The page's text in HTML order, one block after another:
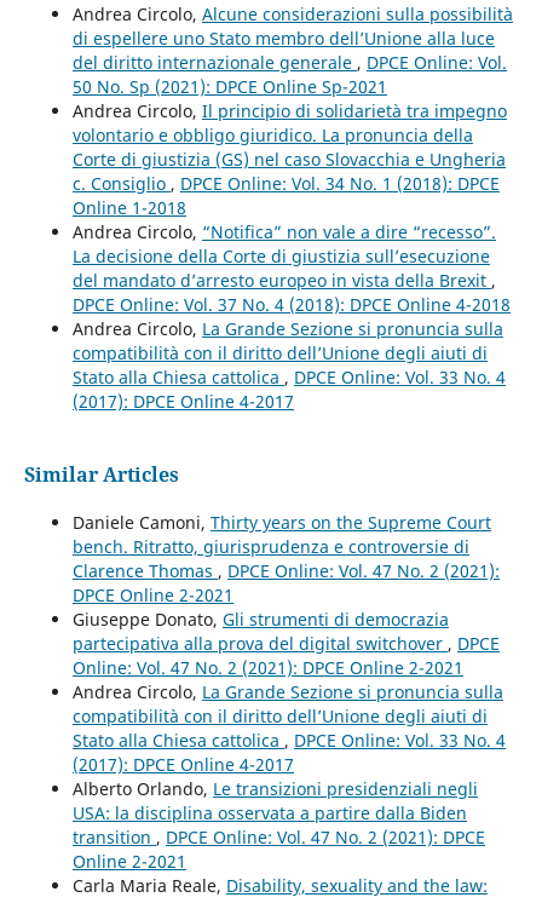
Andrea Circolo, Alcune considerazioni sulla possibilità
di espellere uno Stato membro dell’Unione alla luce
del diritto internazionale generale , DPCE Online: Vol.
50 No. Sp (2021): DPCE Online Sp-2021
Andrea Circolo, Il principio di solidarietà tra impegno
volontario e obbligo giuridico. La pronuncia della
Corte di giustizia (GS) nel caso Slovacchia e Ungheria
c. Consiglio , DPCE Online: Vol. 34 No. 1 (2018): DPCE
Online 1-2018
Andrea Circolo, “Notifica” non vale a dire “recesso”.
La decisione della Corte di giustizia sull’esecuzione
del mandato d’arresto europeo in vista della Brexit ,
DPCE Online: Vol. 37 No. 4 (2018): DPCE Online 4-2018
Andrea Circolo, La Grande Sezione si pronuncia sulla
compatibilità con il diritto dell’Unione degli aiuti di
Stato alla Chiesa cattolica , DPCE Online: Vol. 33 No. 4
(2017): DPCE Online 4-2017
Similar Articles
Daniele Camoni, Thirty years on the Supreme Court
bench. Ritratto, giurisprudenza e controversie di
Clarence Thomas , DPCE Online: Vol. 47 No. 2 (2021):
DPCE Online 2-2021
Giuseppe Donato, Gli strumenti di democrazia
partecipativa alla prova del digital switchover , DPCE
Online: Vol. 47 No. 2 (2021): DPCE Online 2-2021
Andrea Circolo, La Grande Sezione si pronuncia sulla
compatibilità con il diritto dell’Unione degli aiuti di
Stato alla Chiesa cattolica , DPCE Online: Vol. 33 No. 4
(2017): DPCE Online 4-2017
Alberto Orlando, Le transizioni presidenziali negli
USA: la disciplina osservata a partire dalla Biden
transition , DPCE Online: Vol. 47 No. 2 (2021): DPCE
Online 2-2021
Carla Maria Reale, Disability, sexuality and the law: